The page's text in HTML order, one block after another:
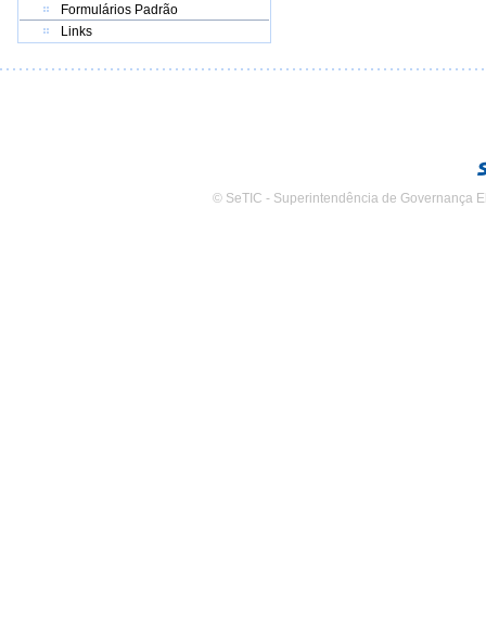
Formulários Padrão
Links
© SeTIC - Superintendência de Governança